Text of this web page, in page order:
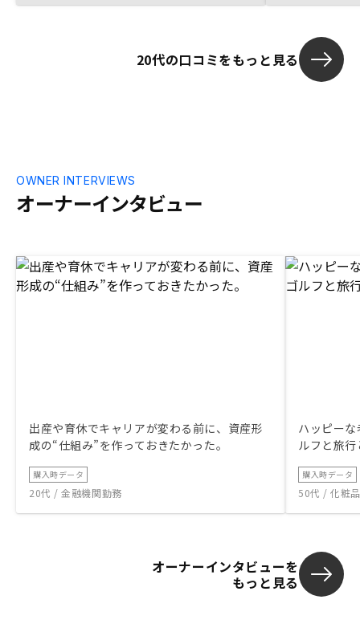
20代の口コミをもっと見る
オーナーインタビュー
OWNER INTERVIEWS
出産や育休でキャリアが変わる前に、資産形
成の“仕組み”を作っておきたかった。
購入時データ
20代 / 金融機関勤務
ハッピー
ルフと旅
購入時データ
50代 / 化粧
オーナーインタビューを
もっと見る